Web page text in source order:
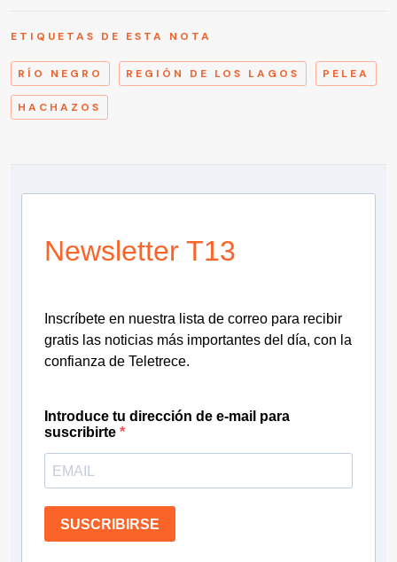
ETIQUETAS DE ESTA NOTA
RÍO NEGRO REGIÓN DE LOS LAGOS PELEA
HACHAZOS
Newsletter T13
Inscríbete en nuestra lista de correo para recibir
gratis las noticias más importantes del día, con la
confianza de Teletrece.
Introduce tu dirección de e-mail para
suscribirte
SUSCRIBIRSE